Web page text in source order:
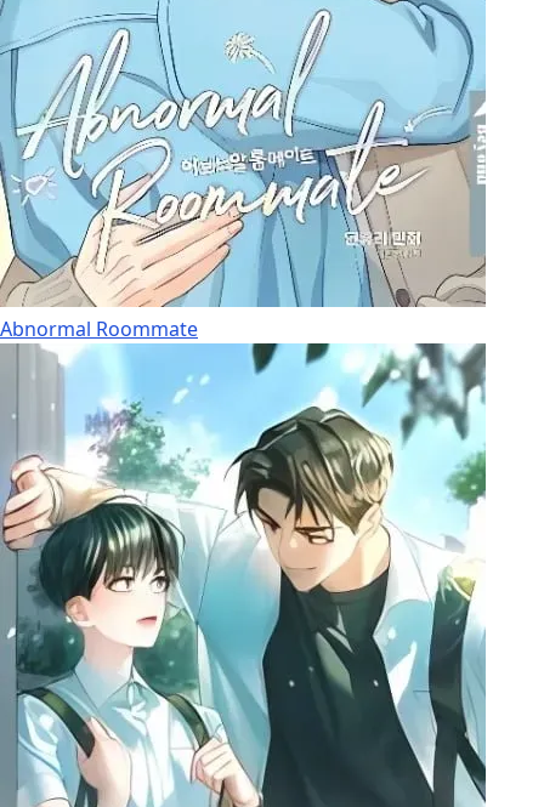
Abnormal Roommate